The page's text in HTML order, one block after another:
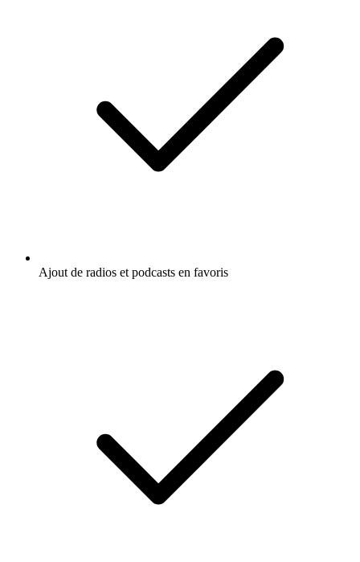
Ajout de radios et podcasts en favoris